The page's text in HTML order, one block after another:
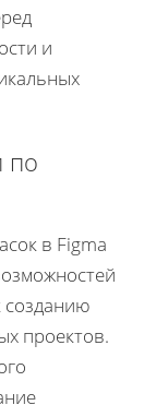
и
по
в Figma
созданию
проектов.